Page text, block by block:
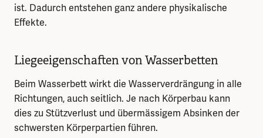
ist. Dadurch entstehen ganz andere physikalische
Effekte.
Liegeeigenschaften von Wasserbetten
Beim Wasserbett wirkt die Wasserverdrängung in alle
Richtungen, auch seitlich. Je nach Körperbau kann
dies zu Stützverlust und übermässigem Absinken der
schwersten Körperpartien führen.